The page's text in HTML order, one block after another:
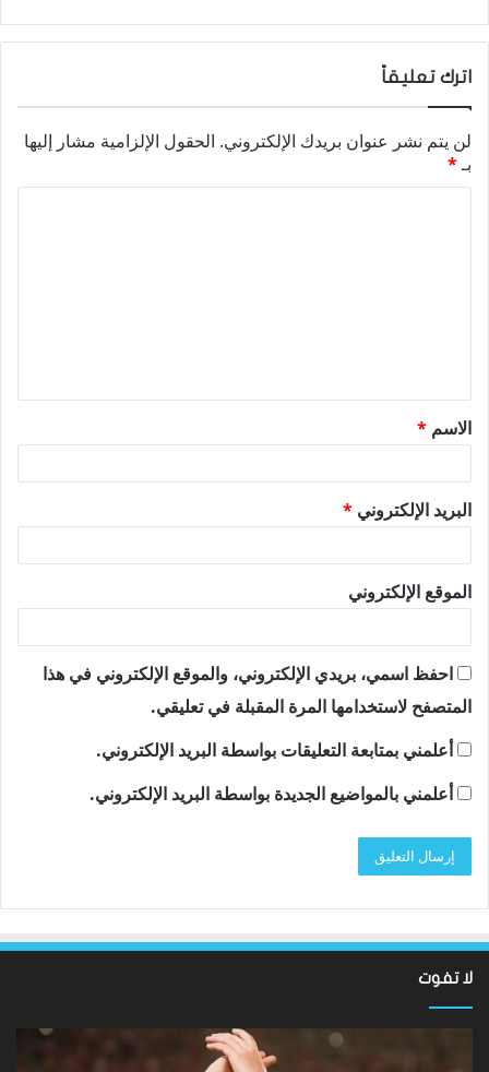
اترك تعليقاً
لن يتم نشر عنوان بريدك الإلكتروني. الحقول الإلزامية مشار إليها
بـ*
ق
*
الاسم *
البريد الإلكتروني *
الموقع الإلكتروني
احفظ اسمي، بريدي الإلكتروني، والموقع الإلكتروني في هذا
المتصفح لاستخدامها المرة المقبلة في تعليقي.
أعلمني بمتابعة التعليقات بواسطة البريد الإلكتروني.
أعلمني بالمواضيع الجديدة بواسطة البريد الإلكتروني.
لا تفوت
نتائج